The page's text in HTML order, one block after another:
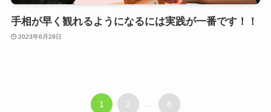
手相が早く観れるようになるには実践が一番です！！
2023年6月29日
1 2 ... 8